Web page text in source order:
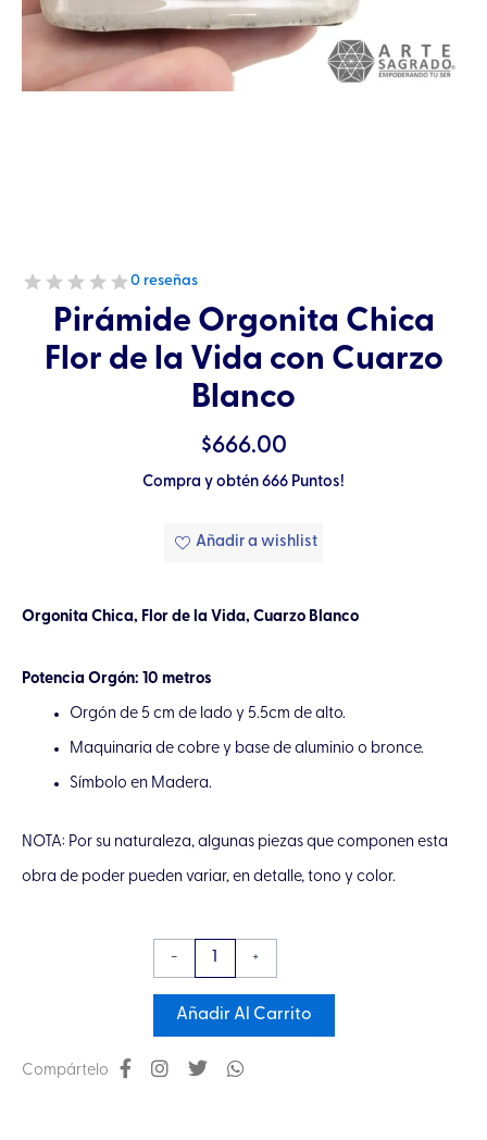
0 reseñas
Pirámide Orgonita Chica
Flor de la Vida con Cuarzo
Blanco
$666.00
Compra y obtén 666 Puntos!
Añadir a wishlist
Orgonita Chica, Flor de la Vida, Cuarzo Blanco
Potencia Orgón: 10 metros
Orgón de 5 cm de lado y 5.5cm de alto.
Maquinaria de cobre y base de aluminio o bronce.
Símbolo en Madera.
NOTA: Por su naturaleza, algunas piezas que componen esta
obra de poder pueden variar, en detalle, tono y color.
-
Pirámide
Orgonita
Chica
Flor
de
+
Añadir Al Carrito
Compártelo